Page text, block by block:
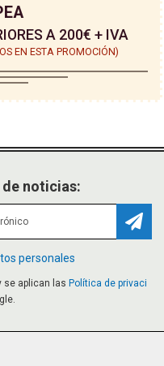
A 200€ + IVA
EN ESTA PROMOCIÓN)
noticias:
personales
se aplican las Política de privaci